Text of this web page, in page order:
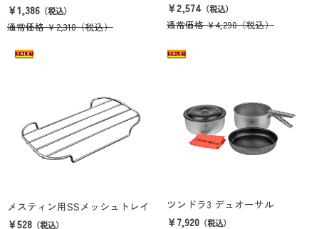
￥1,386 （税込）
通常価格￥2,310（税込）
￥2,574 （税込）
通常価格￥4,290（税込）
メスティン用SSメッシュトレイ
￥528 （税込）
ツンドラ3 デュオーサル
￥7,920 （税込）